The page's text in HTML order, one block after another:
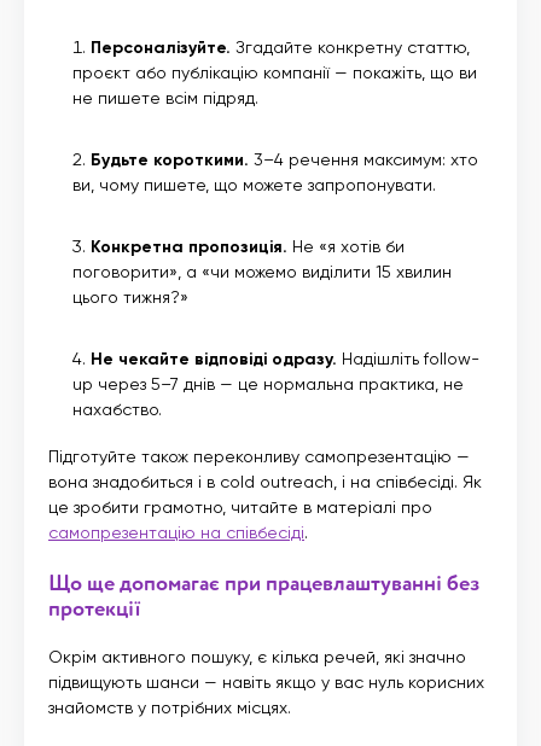
Персоналізуйте. Згадайте конкретну статтю,
проєкт або публікацію компанії — покажіть, що ви
не пишете всім підряд.
Будьте короткими. 3–4 речення максимум: хто
ви, чому пишете, що можете запропонувати.
Конкретна пропозиція. Не «я хотів би
поговорити», а «чи можемо виділити 15 хвилин
цього тижня?»
Не чекайте відповіді одразу. Надішліть follow-
up через 5–7 днів — це нормальна практика, не
нахабство.
Підготуйте також переконливу самопрезентацію —
вона знадобиться і в cold outreach, і на співбесіді. Як
це зробити грамотно, читайте в матеріалі про
самопрезентацію на співбесіді.
Що ще допомагає при працевлаштуванні без
протекції
Окрім активного пошуку, є кілька речей, які значно
підвищують шанси — навіть якщо у вас нуль корисних
знайомств у потрібних місцях.